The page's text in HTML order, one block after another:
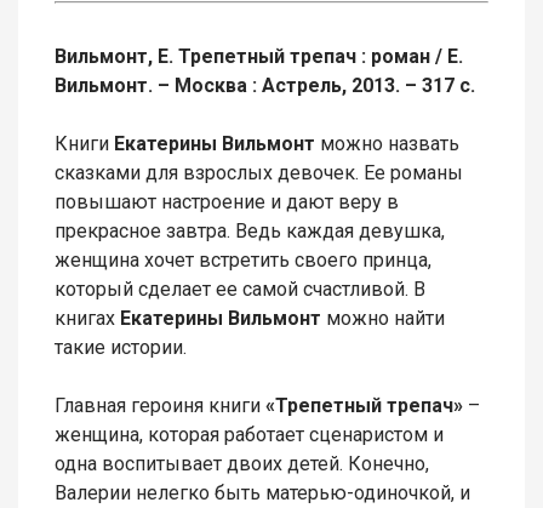
Вильмонт, Е. Трепетный трепач : роман / Е.
Вильмонт. – Москва : Астрель, 2013. – 317 с.
Книги Екатерины Вильмонт можно назвать
сказками для взрослых девочек. Ее романы
повышают настроение и дают веру в
прекрасное завтра. Ведь каждая девушка,
женщина хочет встретить своего принца,
который сделает ее самой счастливой. В
книгах Екатерины Вильмонт можно найти
такие истории.
Главная героиня книги «Трепетный трепач» –
женщина, которая работает сценаристом и
одна воспитывает двоих детей. Конечно,
Валерии нелегко быть матерью-одиночкой, и